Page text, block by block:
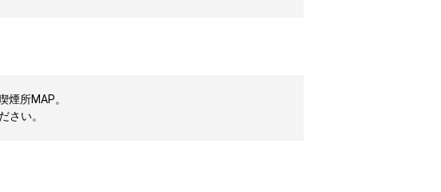
所MAP。
さい。